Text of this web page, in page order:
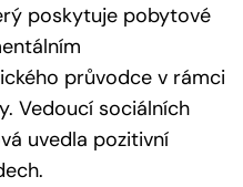
poskytuje pobytové
průvodce v rámci
Vedoucí sociálních
uvedla pozitivní